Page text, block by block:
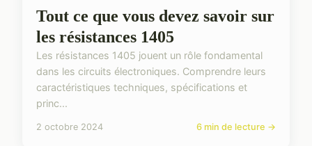
Tout ce que vous devez savoir sur
les résistances 1405
Les résistances 1405 jouent un rôle fondamental
dans les circuits électroniques. Comprendre leurs
caractéristiques techniques, spécifications et
princ...
2 octobre 2024 6 min de lecture →